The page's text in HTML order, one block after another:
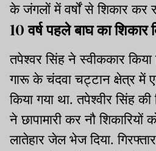
के जंगलों में वर्षों से शिकार कर
10 वर्ष पहले बाघ का शिकार
तपेश्वर सिंह ने स्वीककार
गारू के चंदवा चट्टान क्षेत्र में
किया गया था. तपेश्वीर सिंह की
ने छापामारी कर नौ शिकारियों
लातेहार जेल भेज दिया.